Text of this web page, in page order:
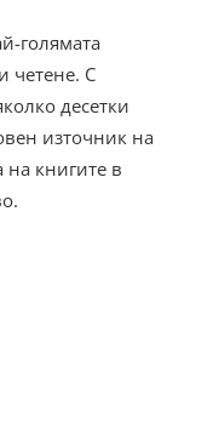
голямата
четене. С
десетки
източник на
книгите в